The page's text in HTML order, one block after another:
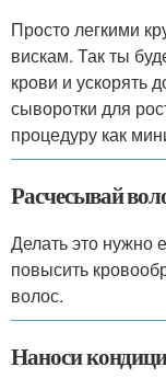
Просто легкими
вискам. Так ты
крови и ускорять
сыворотки для
процедуру как
Расчесывай
Делать это нужно
повысить
волос.
Наноси